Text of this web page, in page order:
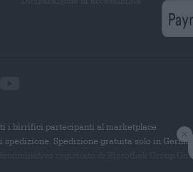
i birrifici partecipanti al marketplace
Spedizione gratuita solo in
registrato di Bierothek Group